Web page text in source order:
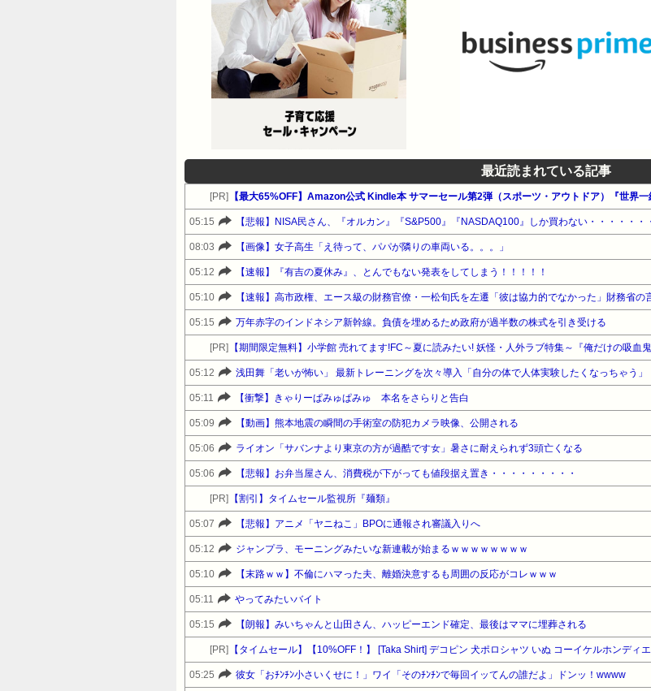
最近読まれている記事
[PR]
05:15 【悲報】NISA民さん、『オルカン』『S&P500』『NASDAQ100』しか買わない・・・・・・
08:03 【画像】女子高生「え待って、パパが隣りの車両いる。。。」
05:12 【速報】『有吉の夏休み』、とんでもない発表をしてしまう！！！！！
05:10
05:15 万年赤字のインドネシア新幹線。負債を埋めるため政府が過半数の株式を引き受ける
[PR] 【期間限定無料】小学館 売れてます!FC～夏に読みたい! 妖怪・人外ラブ特集～『俺だけの吸血
05:12 浅田舞「老いが怖い」 最新トレーニングを次々導入「自分の体で人体実験したくなっちゃう」
05:11 【衝撃】きゃりーぱみゅぱみゅ 本名をさらりと告白
05:09 【動画】熊本地震の瞬間の手術室の防犯カメラ映像、公開される
05:06 ライオン「サバンナより東京の方が過酷です女」暑さに耐えられず3頭亡くなる
05:06 【悲報】お弁当屋さん、消費税が下がっても値段据え置き・・・・・・・・・
[PR] 【割引】タイムセール監視所『麺類』
05:07 【悲報】アニメ「ヤニねこ」BPOに通報され審議入りへ
05:12 ジャンプラ、モーニングみたいな新連載が始まるｗｗｗｗｗｗｗｗ
05:10 【末路ｗｗ】不倫にハマった夫、離婚決意するも周囲の反応がコレｗｗｗ
05:11 やってみたいバイト
05:15 【朗報】みいちゃんと山田さん、ハッピーエンド確定、最後はママに埋葬される
[PR]
05:25 彼女「おﾁﾝﾁﾝ小さいくせに！」ワイ「そのﾁﾝﾁﾝで毎回イッてんの誰だよ」ドンッ！wwww